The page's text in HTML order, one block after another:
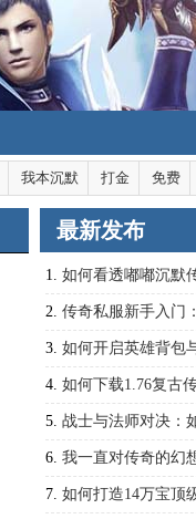
我本沉默 打金 免费
最新发布
1. 如何看透嘟嘟沉默
规律？
2. 传奇私服新手入门
战场？
3. 如何开启英雄背包
4. 如何下载1.76复古
沙城攻略指南
5. 战士与法师对决：
6. 我一直对传奇的幻
7. 如何打造14万宝顶